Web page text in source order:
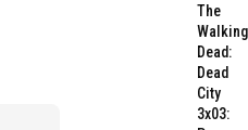
The
Walking
Dead:
Dead
City
3x03: